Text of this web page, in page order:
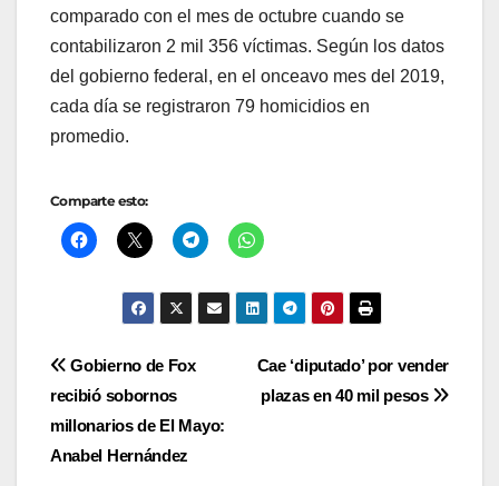
comparado con el mes de octubre cuando se
contabilizaron 2 mil 356 víctimas. Según los datos
del gobierno federal, en el onceavo mes del 2019,
cada día se registraron 79 homicidios en
promedio.
Comparte esto:
Navegación
de
entradas
Cae ‘diputado’ por vender
plazas en 40 mil pesos
Gobierno de Fox
recibió sobornos
millonarios de El Mayo:
Anabel Hernández